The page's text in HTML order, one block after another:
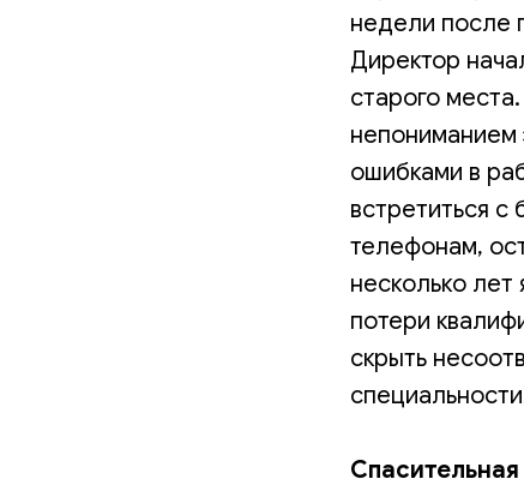
недели после
Директор
старого
непониманием
ошибками в
встретиться
телефонам,
несколько
потери
скрыть